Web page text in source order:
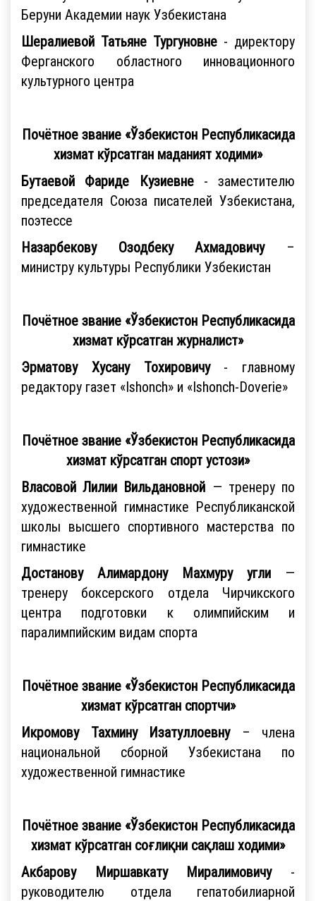
Беруни Академии наук Узбекистана
Шералиевой Татьяне Тургуновне - директору
Ферганского областного инновационного
культурного центра
Почётное звание «Ўзбекистон Республикасида
хизмат кўрсатган маданият ходими»
Бутаевой Фариде Кузиевне- заместителю
председателя Союза писателей Узбекистана,
поэтессе
Назарбекову Озодбеку Ахмадовичу–
министру культуры Республики Узбекистан
Почётное звание «Ўзбекистон Республикасида
хизмат кўрсатган журналист»
Эрматову Хусану Тохировичу- главному
редактору газет «Ishonch» и «Ishonch-Doverie»
Почётное звание «Ўзбекистон Республикасида
хизмат кўрсатган спорт устози»
Власовой Лилии Вильдановной — тренеру по
художественной гимнастике Республиканской
школы высшего спортивного мастерства по
гимнастике
Достанову Алимардону Махмуру угли —
тренеру боксерского отдела Чирчикского
центра подготовки к олимпийским и
паралимпийским видам спорта
Почётное звание «Ўзбекистон Республикасида
хизмат кўрсатган спортчи»
Икромову Тахмину Изатуллоевну– члена
национальной сборной Узбекистана по
художественной гимнастике
Почётное звание «Ўзбекистон Республикасида
хизмат кўрсатган соғлиқни сақлаш ходими»
Акбарову
Миршавкату Миралимовичу-
руководителю отдела гепатобилиарной